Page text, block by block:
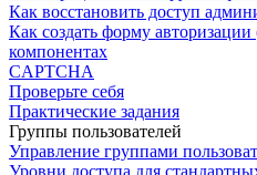
Как восстановить доступ
Как создать форму
компонентах
CAPTCHA
Проверьте себя
Практические задания
Группы пользователей
Управление группами
Уровни доступа для